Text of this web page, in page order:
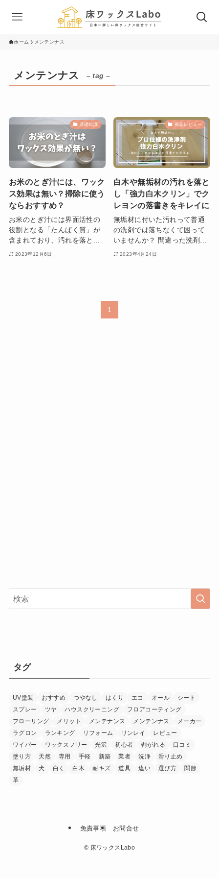
ホーム メンテンナス
メンテンナス – tag –
基礎知識
お米のとぎ汁には、ワック
ス効果は無い？掃除に使う
ならおすすめ？
お米のとぎ汁には界面活性の
役割となる「たんぱく質」が
含まれており、汚れを落と...
2023年12月6日
商品レビュー
白木や無垢材の汚れを落と
し「強力白木クリン」でク
レヨンの落書きをキレイに
無垢材に付いた汚れって普通
の洗剤では落ちなくて困って
いませんか？ 間違った洗剤...
2023年4月24日
1
タグ
UV塗装 おすすめ つやなし はくり エコ オール
シート
スプレー
ツヤ ハウスクリーニング
フロアコーティング
フローリング
メリット メンテナンス メンテンナス
メーカー
ラグロン
ランキング リフォーム リンレイ
レビュー
ワイパー
ワックスフリー 光沢 初心者 剥がれる
口コミ
塗り方
天然 専用 手軽 新築 業者 洗浄
滑り止め
無垢材
犬 白く 白木 耐キズ 道具 違い 選び方
関節
革
免責事項 お問合せ
© 床ワックスLabo